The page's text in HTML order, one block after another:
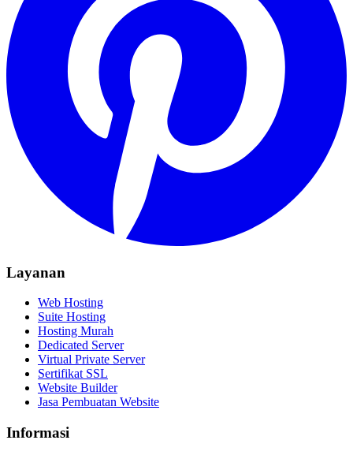
Layanan
Web Hosting
Suite Hosting
Hosting Murah
Dedicated Server
Virtual Private Server
Sertifikat SSL
Website Builder
Jasa Pembuatan Website
Informasi